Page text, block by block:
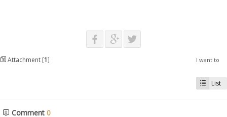
Attachment [1] I want to
List
Comment 0